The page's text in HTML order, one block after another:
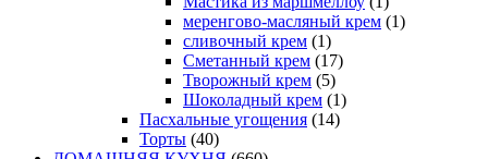
меренгово-масляный крем (1)
сливочный крем (1)
Сметанный крем (17)
Творожный крем (5)
Шоколадный крем (1)
Пасхальные угощения (14)
Торты (40)